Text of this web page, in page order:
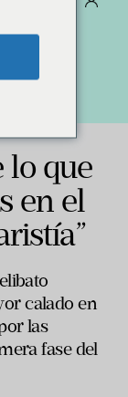
lo que
en el
calado en
las
fase del